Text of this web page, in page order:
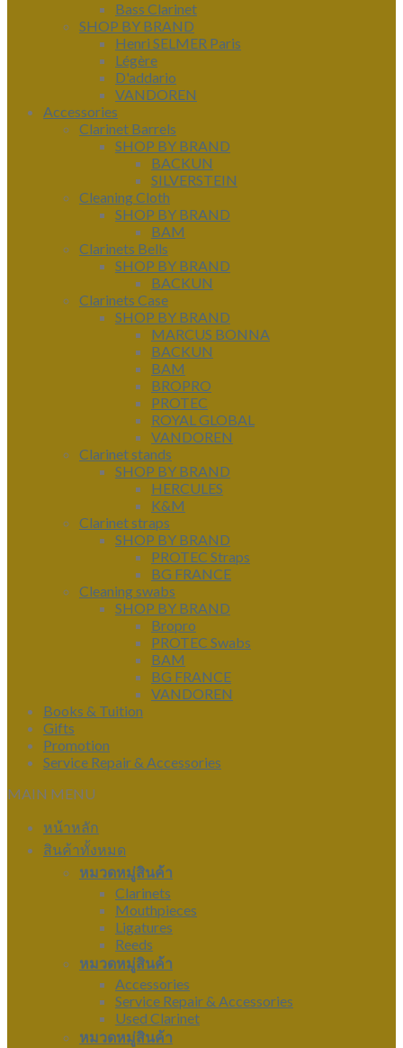
Bass Clarinet
SHOP BY BRAND
Henri SELMER Paris
Légère
D'addario
VANDOREN
Accessories
Clarinet Barrels
SHOP BY BRAND
BACKUN
SILVERSTEIN
Cleaning Cloth
SHOP BY BRAND
BAM
Clarinets Bells
SHOP BY BRAND
BACKUN
Clarinets Case
SHOP BY BRAND
MARCUS BONNA
BACKUN
BAM
BROPRO
PROTEC
ROYAL GLOBAL
VANDOREN
Clarinet stands
SHOP BY BRAND
HERCULES
K&M
Clarinet straps
SHOP BY BRAND
PROTEC Straps
BG FRANCE
Cleaning swabs
SHOP BY BRAND
Bropro
PROTEC Swabs
BAM
BG FRANCE
VANDOREN
Books & Tuition
Gifts
Promotion
Service Repair & Accessories
MAIN MENU
หน้าหลัก
สินค้าทั้งหมด
หมวดหมู่สินค้า
Clarinets
Mouthpieces
Ligatures
Reeds
หมวดหมู่สินค้า
Accessories
Service Repair & Accessories
Used Clarinet
หมวดหมู่สินค้า